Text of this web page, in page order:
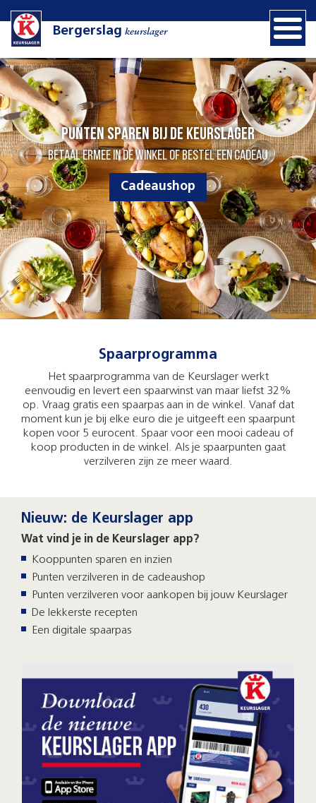
Bergerslag keurslager
Punten sparen bij de Keurslager
Betaal ermee in de winkel of bestel een cadeau
Cadeaushop
Spaarprogramma
Het spaarprogramma van de Keurslager werkt
eenvoudig en levert een spaarwinst van maar liefst 32%
op. Vraag gratis een spaarpas aan in de winkel. Vanaf dat
moment kun je bij elke euro die je uitgeeft een spaarpunt
kopen voor 5 eurocent. Spaar voor een mooi cadeau of
koop producten in de winkel. Als je spaarpunten gaat
verzilveren zijn ze meer waard.
Nieuw: de Keurslager app
Wat vind je in de Keurslager app?
Kooppunten sparen en inzien
Punten verzilveren in de cadeaushop
Punten verzilveren voor aankopen bij jouw Keurslager
De lekkerste recepten
Een digitale spaarpas